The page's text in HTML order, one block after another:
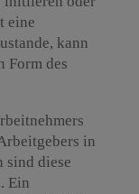
eine
kann
Form des
in
sind diese
Ein